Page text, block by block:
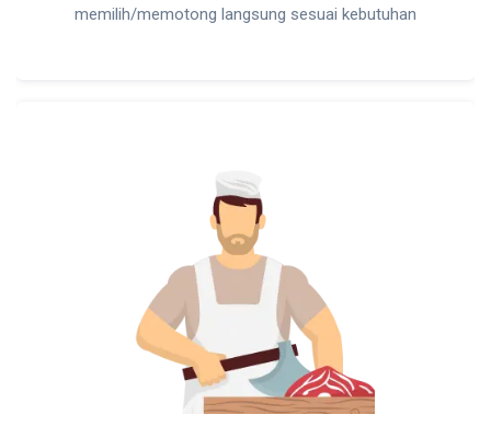
memilih/memotong langsung sesuai kebutuhan